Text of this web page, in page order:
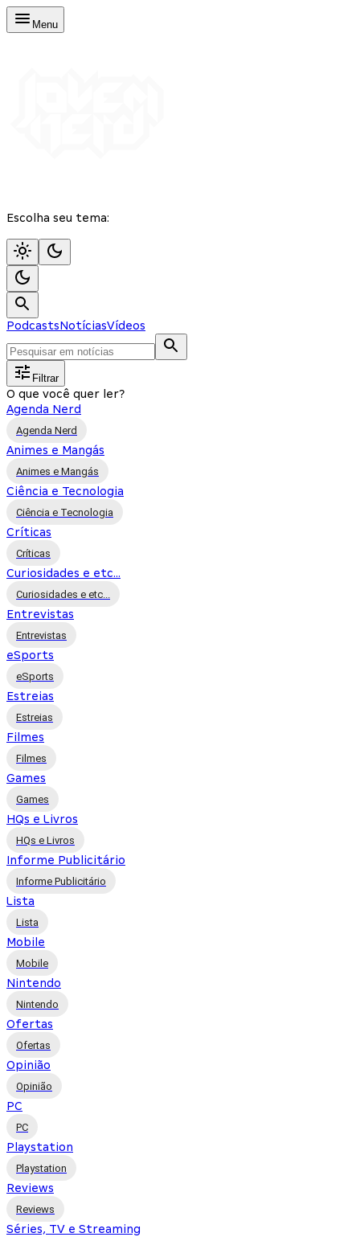
Menu
Escolha seu tema:
PodcastsNotíciasVídeos
Filtrar
O que você quer ler?
Agenda Nerd
Agenda Nerd
Animes e Mangás
Animes e Mangás
Ciência e Tecnologia
Ciência e Tecnologia
Críticas
Críticas
Curiosidades e etc...
Curiosidades e etc...
Entrevistas
Entrevistas
eSports
eSports
Estreias
Estreias
Filmes
Filmes
Games
Games
HQs e Livros
HQs e Livros
Informe Publicitário
Informe Publicitário
Lista
Lista
Mobile
Mobile
Nintendo
Nintendo
Ofertas
Ofertas
Opinião
Opinião
PC
PC
Playstation
Playstation
Reviews
Reviews
Séries, TV e Streaming